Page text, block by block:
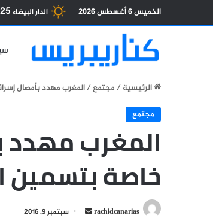
الخميس 6 أغسطس 2026 الدار البيضاء 25
الرئيسية/مجتمع/المغرب مهدد بأمصال
مجتمع
المغرب مهدد
خاصة بتسمين
rachidcanarias
أرسل سبتمبر 9, 2016